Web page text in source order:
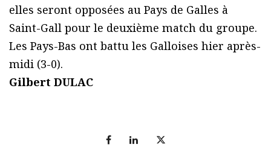
elles seront opposées au Pays de Galles à
Saint-Gall pour le deuxième match du groupe.
Les Pays-Bas ont battu les Galloises hier après-
midi (3-0).
Gilbert DULAC